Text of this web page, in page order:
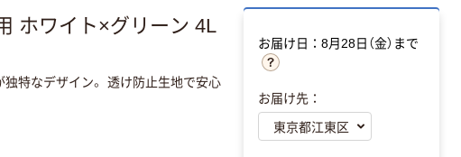
ホワイト×グリーン 4L
特なデザイン。 透け防止生地で安心
お届け日：8月28日（金）まで
お届け先：